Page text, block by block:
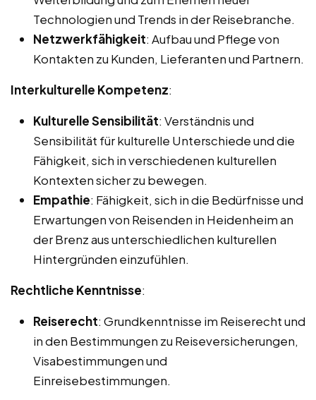
Technologien und Trends in der Reisebranche.
Netzwerkfähigkeit: Aufbau und Pflege von
Kontakten zu Kunden, Lieferanten und Partnern.
Interkulturelle Kompetenz:
Kulturelle Sensibilität: Verständnis und
Sensibilität für kulturelle Unterschiede und die
Fähigkeit, sich in verschiedenen kulturellen
Kontexten sicher zu bewegen.
Empathie: Fähigkeit, sich in die Bedürfnisse und
Erwartungen von Reisenden in Heidenheim an
der Brenz aus unterschiedlichen kulturellen
Hintergründen einzufühlen.
Rechtliche Kenntnisse:
Reiserecht: Grundkenntnisse im Reiserecht und
in den Bestimmungen zu Reiseversicherungen,
Visabestimmungen und
Einreisebestimmungen.